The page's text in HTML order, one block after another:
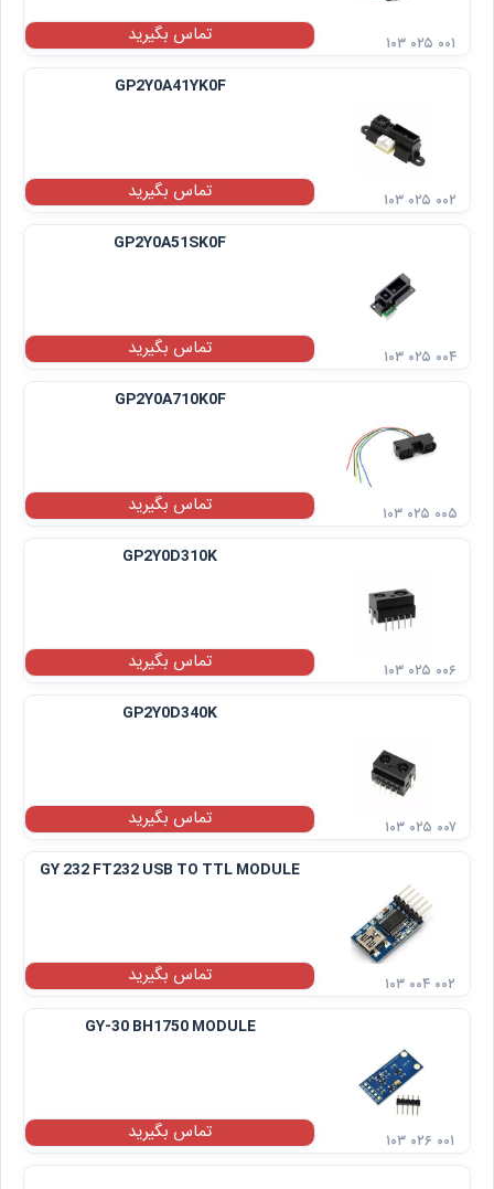
تماس بگیرید
۱۰۳ ۰۲۵ ۰۰۱
GP2Y0A41YK0F
تماس بگیرید
۱۰۳ ۰۲۵ ۰۰۲
GP2Y0A51SK0F
تماس بگیرید
۱۰۳ ۰۲۵ ۰۰۴
GP2Y0A710K0F
تماس بگیرید
۱۰۳ ۰۲۵ ۰۰۵
GP2Y0D310K
تماس بگیرید
۱۰۳ ۰۲۵ ۰۰۶
GP2Y0D340K
تماس بگیرید
۱۰۳ ۰۲۵ ۰۰۷
GY 232 FT232 USB TO TTL MODULE
تماس بگیرید
۱۰۳ ۰۰۴ ۰۰۲
GY-30 BH1750 MODULE
تماس بگیرید ۱۰۳ ۰۲۶ ۰۰۱